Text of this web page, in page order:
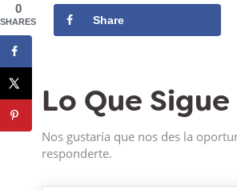
Share
Lo Que Sigue
Nos gustaría que nos des la
responderte.
0
SHARES